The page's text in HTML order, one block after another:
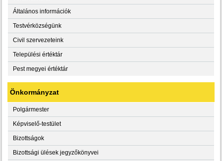
Általános információk
Testvérközségünk
Civil szervezeteink
Települési értéktár
Pest megyei értéktár
Önkormányzat
Polgármester
Képviselő-testület
Bizottságok
Bizottsági ülések jegyzőkönyvei